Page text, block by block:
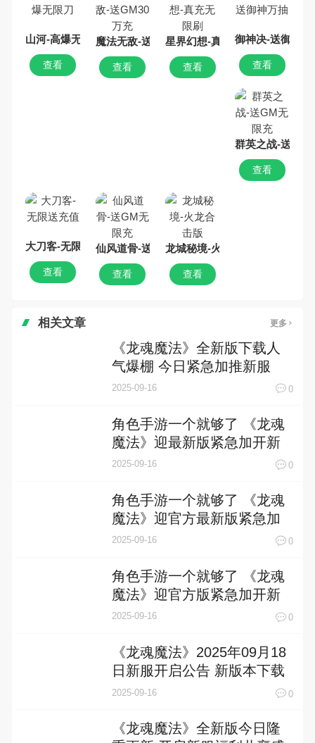
山河-高爆无限刀
查看
魔法无敌-送GM30万充
查看
星界幻想-真充无限刷
查看
御神决-送御神万
查看
群英之战-送GM
查看
大刀客-无限送充值
查看
仙风道骨-送GM无限充
查看
龙城秘境-火龙合击版
查看
相关文章 更多
《龙魂魔法》全新版下载人
气爆棚 今日紧急加推新服
2025-09-16 0
角色手游一个就够了 《龙魂
魔法》迎最新版紧急加开新
服
2025-09-16 0
角色手游一个就够了 《龙魂
魔法》迎官方最新版紧急加
开新服
2025-09-16 0
角色手游一个就够了 《龙魂
魔法》迎官方版紧急加开新
服
2025-09-16 0
《龙魂魔法》2025年09月18
日新服开启公告 新版本下载
恭迎体验
2025-09-16 0
《龙魂魔法》全新版今日隆